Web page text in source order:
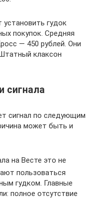
гудок
покупок. Средняя
— 450 рублей. Они
клаксон
сигнала
сигнал по следующим
может быть и
на Весте это не
пользоваться
гудком. Главные
полное отсутствие